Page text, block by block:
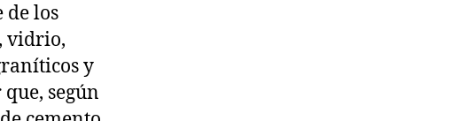
de los
vidrio,
y
según